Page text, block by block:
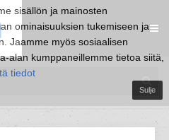
sisällön ja mainosten
ominaisuuksien tukemiseen ja
Jaamme myös sosiaalisen
alan kumppaneillemme tietoa siitä,
tiedot
Sulje